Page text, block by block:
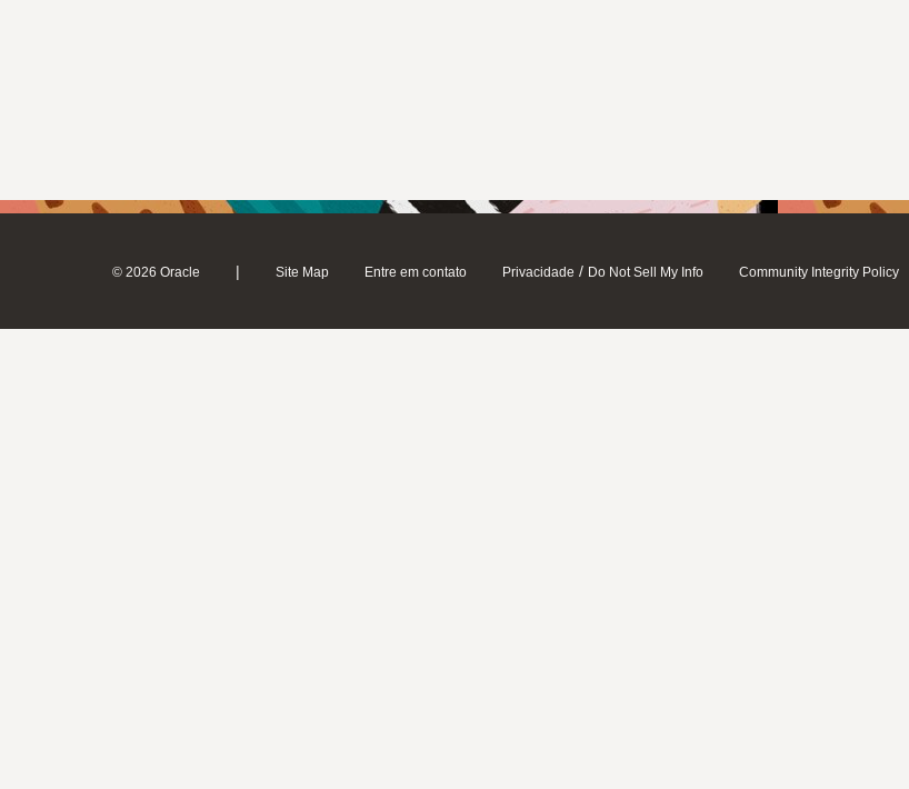
© 2026 Oracle | Site Map Entre em contato Privacidade / Do Not Sell My Info Community Integrity Policy